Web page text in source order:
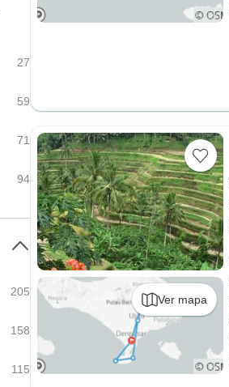
Ver mapa
27
59
71
94
205
158
115